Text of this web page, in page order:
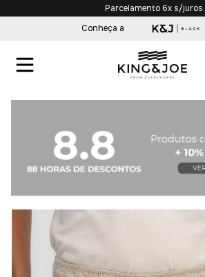
Parcelamento 6x s/juros.
Conheça a